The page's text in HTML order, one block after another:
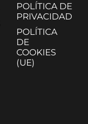
POLÍTICA DE
PRIVACIDAD
POLÍTICA
DE
COOKIES
(UE)